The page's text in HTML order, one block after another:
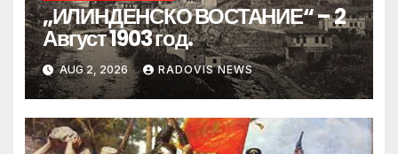
„ИЛИНДЕНСКО ВОСТАНИЕ“ – 2
Август 1903 год.
AUG 2, 2026 RADOVIS NEWS